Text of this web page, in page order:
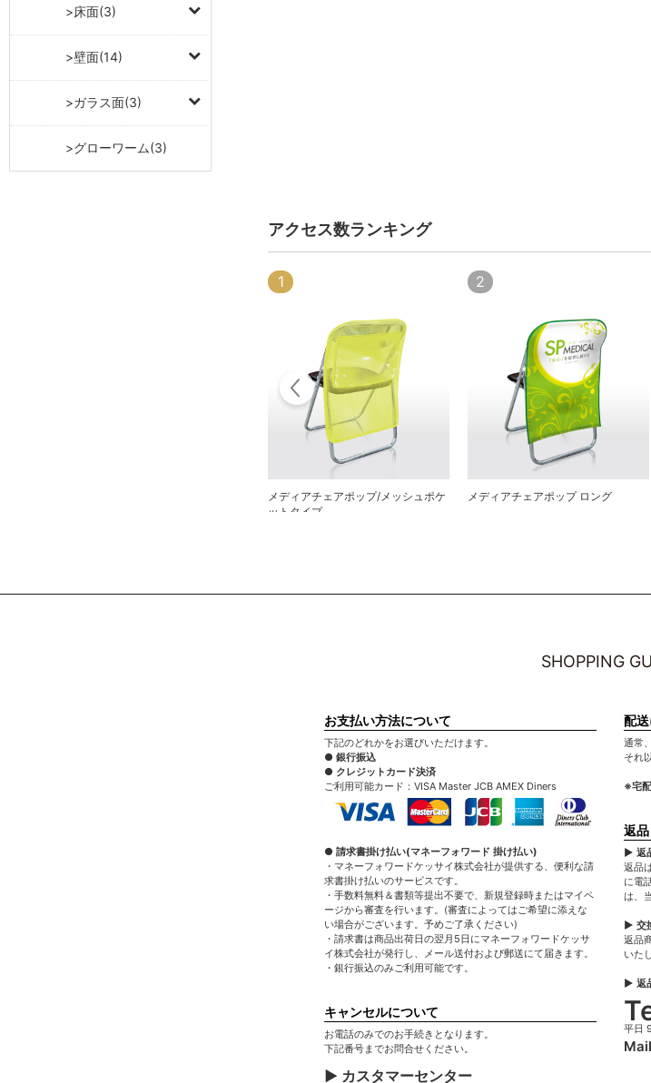
>床面(3)
>壁面(14)
>ガラス面(3)
>グローワーム(3)
アクセス数ランキング
1
メディアチェアポップ/メッシュポケ
ットタイプ
2
メディアチェアポップ ロング
SHOPPING
お支払い方法について
下記のどれかをお選びいただけます。
● 銀行振込
● クレジットカード決済
ご利用可能カード：VISA Master JCB AMEX Diners
● 請求書掛け払い(マネーフォワード 掛け払い)
・マネーフォワードケッサイ株式会社が提供する、便利な請
求書掛け払いのサービスです。
・手数料無料＆書類等提出不要で、新規登録時またはマイペ
ージから審査を行います。(審査によってはご希望に添えな
い場合がございます。予めご了承ください)
・請求書は商品出荷日の翌月5日にマネーフォワードケッサ
イ株式会社が発行し、メール送付および郵送にて届きます。
・銀行振込のみご利用可能です。
キャンセルについて
お電話のみでのお手続きとなります。
下記番号までお問合せください。
▶ カスタマーセンター
配
通常
それ
※宅
返
▶ 返
返品
に電
は、
▶ 交
返品
いた
▶ 返
平日